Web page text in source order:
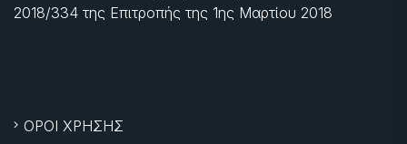
2018/334 της Επιτροπής της 1ης Μαρτίου 2018
ΟΡΟΙ ΧΡΗΣΗΣ